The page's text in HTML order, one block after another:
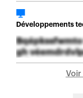
Développements
gh
iwbyjv